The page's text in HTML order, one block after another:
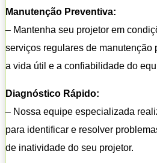
Manutenção Preventiva:
– Mantenha seu projetor em
serviços regulares de manutenção
a vida útil e a confiabilidade do
Diagnóstico Rápido:
– Nossa equipe especializada
para identificar e resolver
de inatividade do seu projetor.